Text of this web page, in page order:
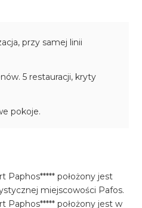
przy samej linii
5 restauracji, kryty
pokoje.
Paphos***** położony jest
miejscowości Pafos.
Paphos***** położony jest w